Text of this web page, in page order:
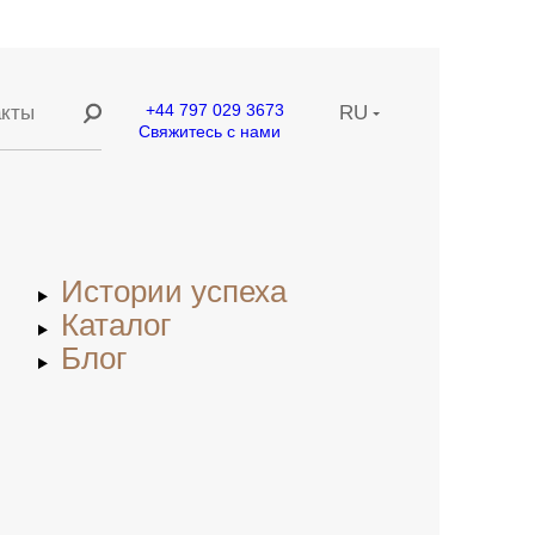
+44 797 029 3673
Свяжитесь с нами
RU
Истории успеха
Каталог
Блог